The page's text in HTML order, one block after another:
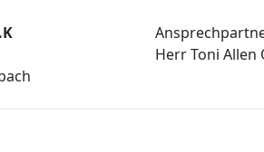
HerrToni Allen